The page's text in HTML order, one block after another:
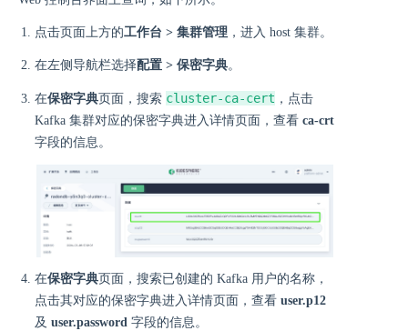
点击页面上方的工作台 > 集群管理 ，进入 host 集群。
在左侧导航栏选择配置 > 保密字典。
在保密字典页面，搜索 cluster-ca-cert ，点击
Kafka 集群对应的保密字典进入详情页面，查看 ca-crt
字段的信息。
在保密字典页面，搜索已创建的 Kafka 用户的名称，
点击其对应的保密字典进入详情页面，查看 user.p12
及 user.password 字段的信息。